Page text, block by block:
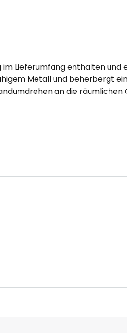
Lieferumfang enthalten
Metall und beherbergt
an die